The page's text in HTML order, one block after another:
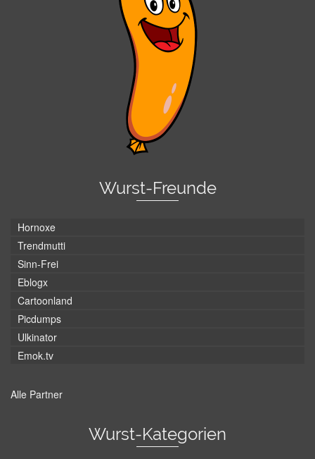
Wurst-Freunde
Hornoxe
Trendmutti
Sinn-Frei
Eblogx
Cartoonland
Picdumps
Ulkinator
Emok.tv
Alle Partner
Wurst-Kategorien